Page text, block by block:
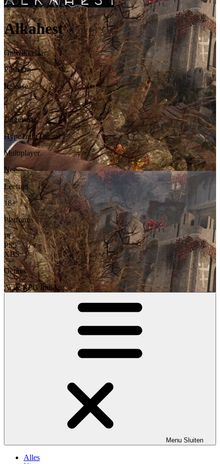
Alkahest
Ontwikkelaar
Push On
Release
-
Uitgever
HypeTrain Digital
Multiplayer
Nee
Leeftijd
18+
Platforms
PC
PS5
XBS
Genres
Actie RPG Indie
Menu Sluiten
Alles